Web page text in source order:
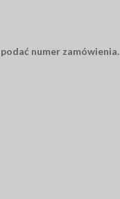
numer zamówienia.